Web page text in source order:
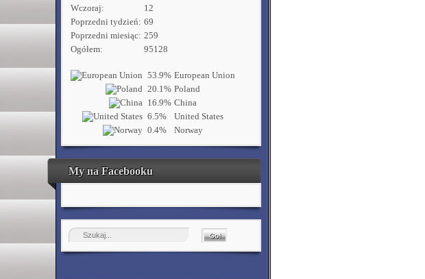
Wczoraj:
12
Poprzedni tydzień: 69
Poprzedni miesiąc: 259
Ogółem:
95128
53.9% European Union
20.1% Poland
16.9% China
6.5%
United States
0.4%
Norway
My na Facebooku